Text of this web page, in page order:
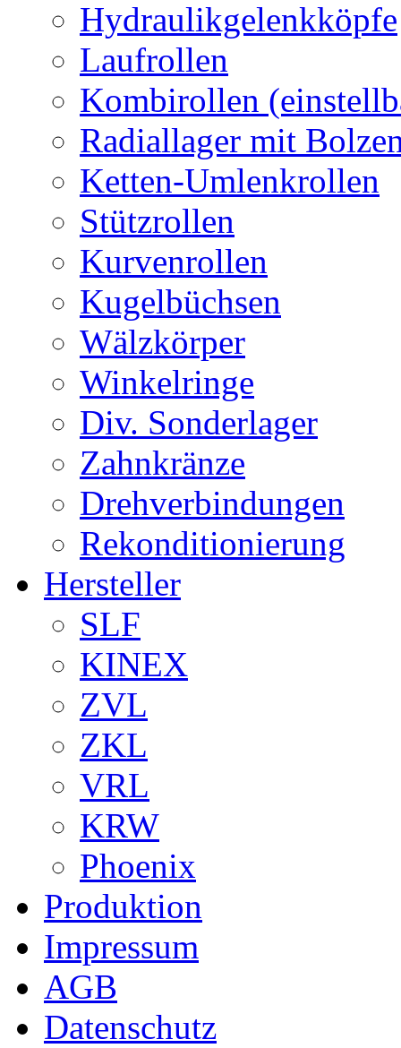
Hydraulikgelenkköpfe
Laufrollen
Kombirollen
Radiallager mit
Ketten-Umlenkrollen
Stützrollen
Kurvenrollen
Kugelbüchsen
Wälzkörper
Winkelringe
Div. Sonderlager
Zahnkränze
Drehverbindungen
Rekonditionierung
Hersteller
SLF
KINEX
ZVL
ZKL
VRL
KRW
Phoenix
Produktion
Impressum
AGB
Datenschutz